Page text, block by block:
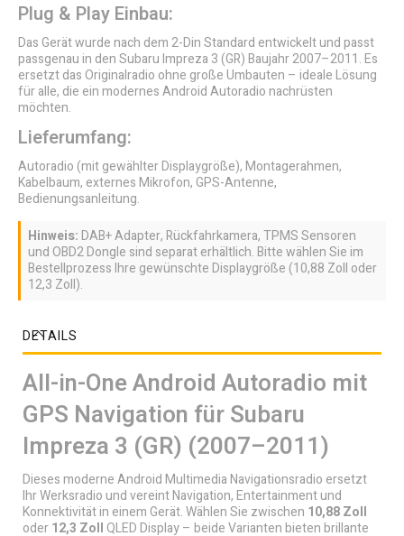
Plug & Play Einbau:
Das Gerät wurde nach dem 2-Din Standard entwickelt und passt
passgenau in den Subaru Impreza 3 (GR) Baujahr 2007–2011. Es
ersetzt das Originalradio ohne große Umbauten – ideale Lösung
für alle, die ein modernes Android Autoradio nachrüsten
möchten.
Lieferumfang:
Autoradio (mit gewählter Displaygröße), Montagerahmen,
Kabelbaum, externes Mikrofon, GPS-Antenne,
Bedienungsanleitung.
Hinweis: DAB+ Adapter, Rückfahrkamera, TPMS Sensoren
und OBD2 Dongle sind separat erhältlich. Bitte wählen Sie im
Bestellprozess Ihre gewünschte Displaygröße (10,88 Zoll oder
12,3 Zoll).
DETAILS
All-in-One Android Autoradio mit
GPS Navigation für Subaru
Impreza 3 (GR) (2007–2011)
Dieses moderne Android Multimedia Navigationsradio ersetzt
Ihr Werksradio und vereint Navigation, Entertainment und
Konnektivität in einem Gerät. Wählen Sie zwischen 10,88 Zoll
oder12,3 ZollQLED Display – beide Varianten bieten brillante